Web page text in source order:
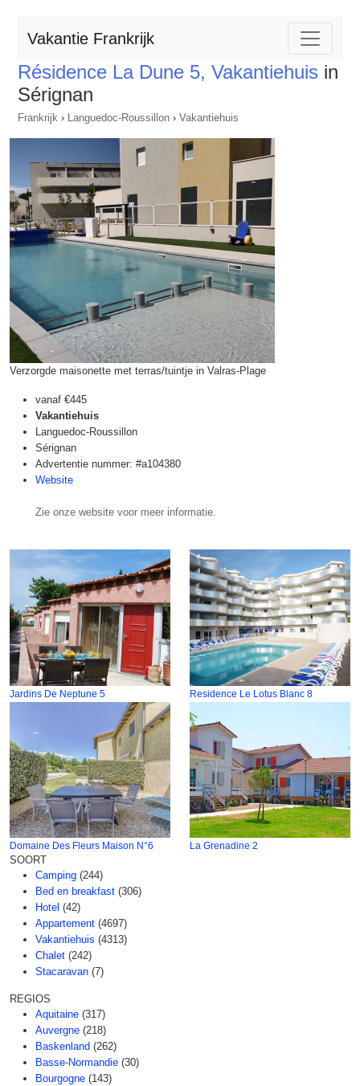
Vakantie Frankrijk
Résidence La Dune 5, Vakantiehuis in
Sérignan
Frankrijk › Languedoc-Roussillon › Vakantiehuis
Verzorgde maisonette met terras/tuintje in Valras-Plage
vanaf €445
Vakantiehuis
Languedoc-Roussillon
Sérignan
Advertentie nummer: #a104380
Website
Zie onze website voor meer informatie.
Jardins De Neptune 5 Residence Le Lotus Blanc 8
Domaine Des Fleurs Maison N°6 La Grenadine 2
SOORT
Camping (244)
Bed en breakfast (306)
Hotel (42)
Appartement (4697)
Vakantiehuis (4313)
Chalet (242)
Stacaravan (7)
REGIOS
Aquitaine (317)
Auvergne (218)
Baskenland (262)
Basse-Normandie (30)
Bourgogne (143)